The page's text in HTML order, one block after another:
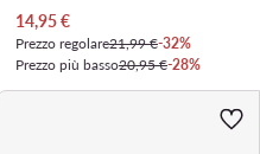
Prezzo attuale
14,95€
Prezzo regolare21,99 €-32%
Prezzo più basso20,95 €-28%